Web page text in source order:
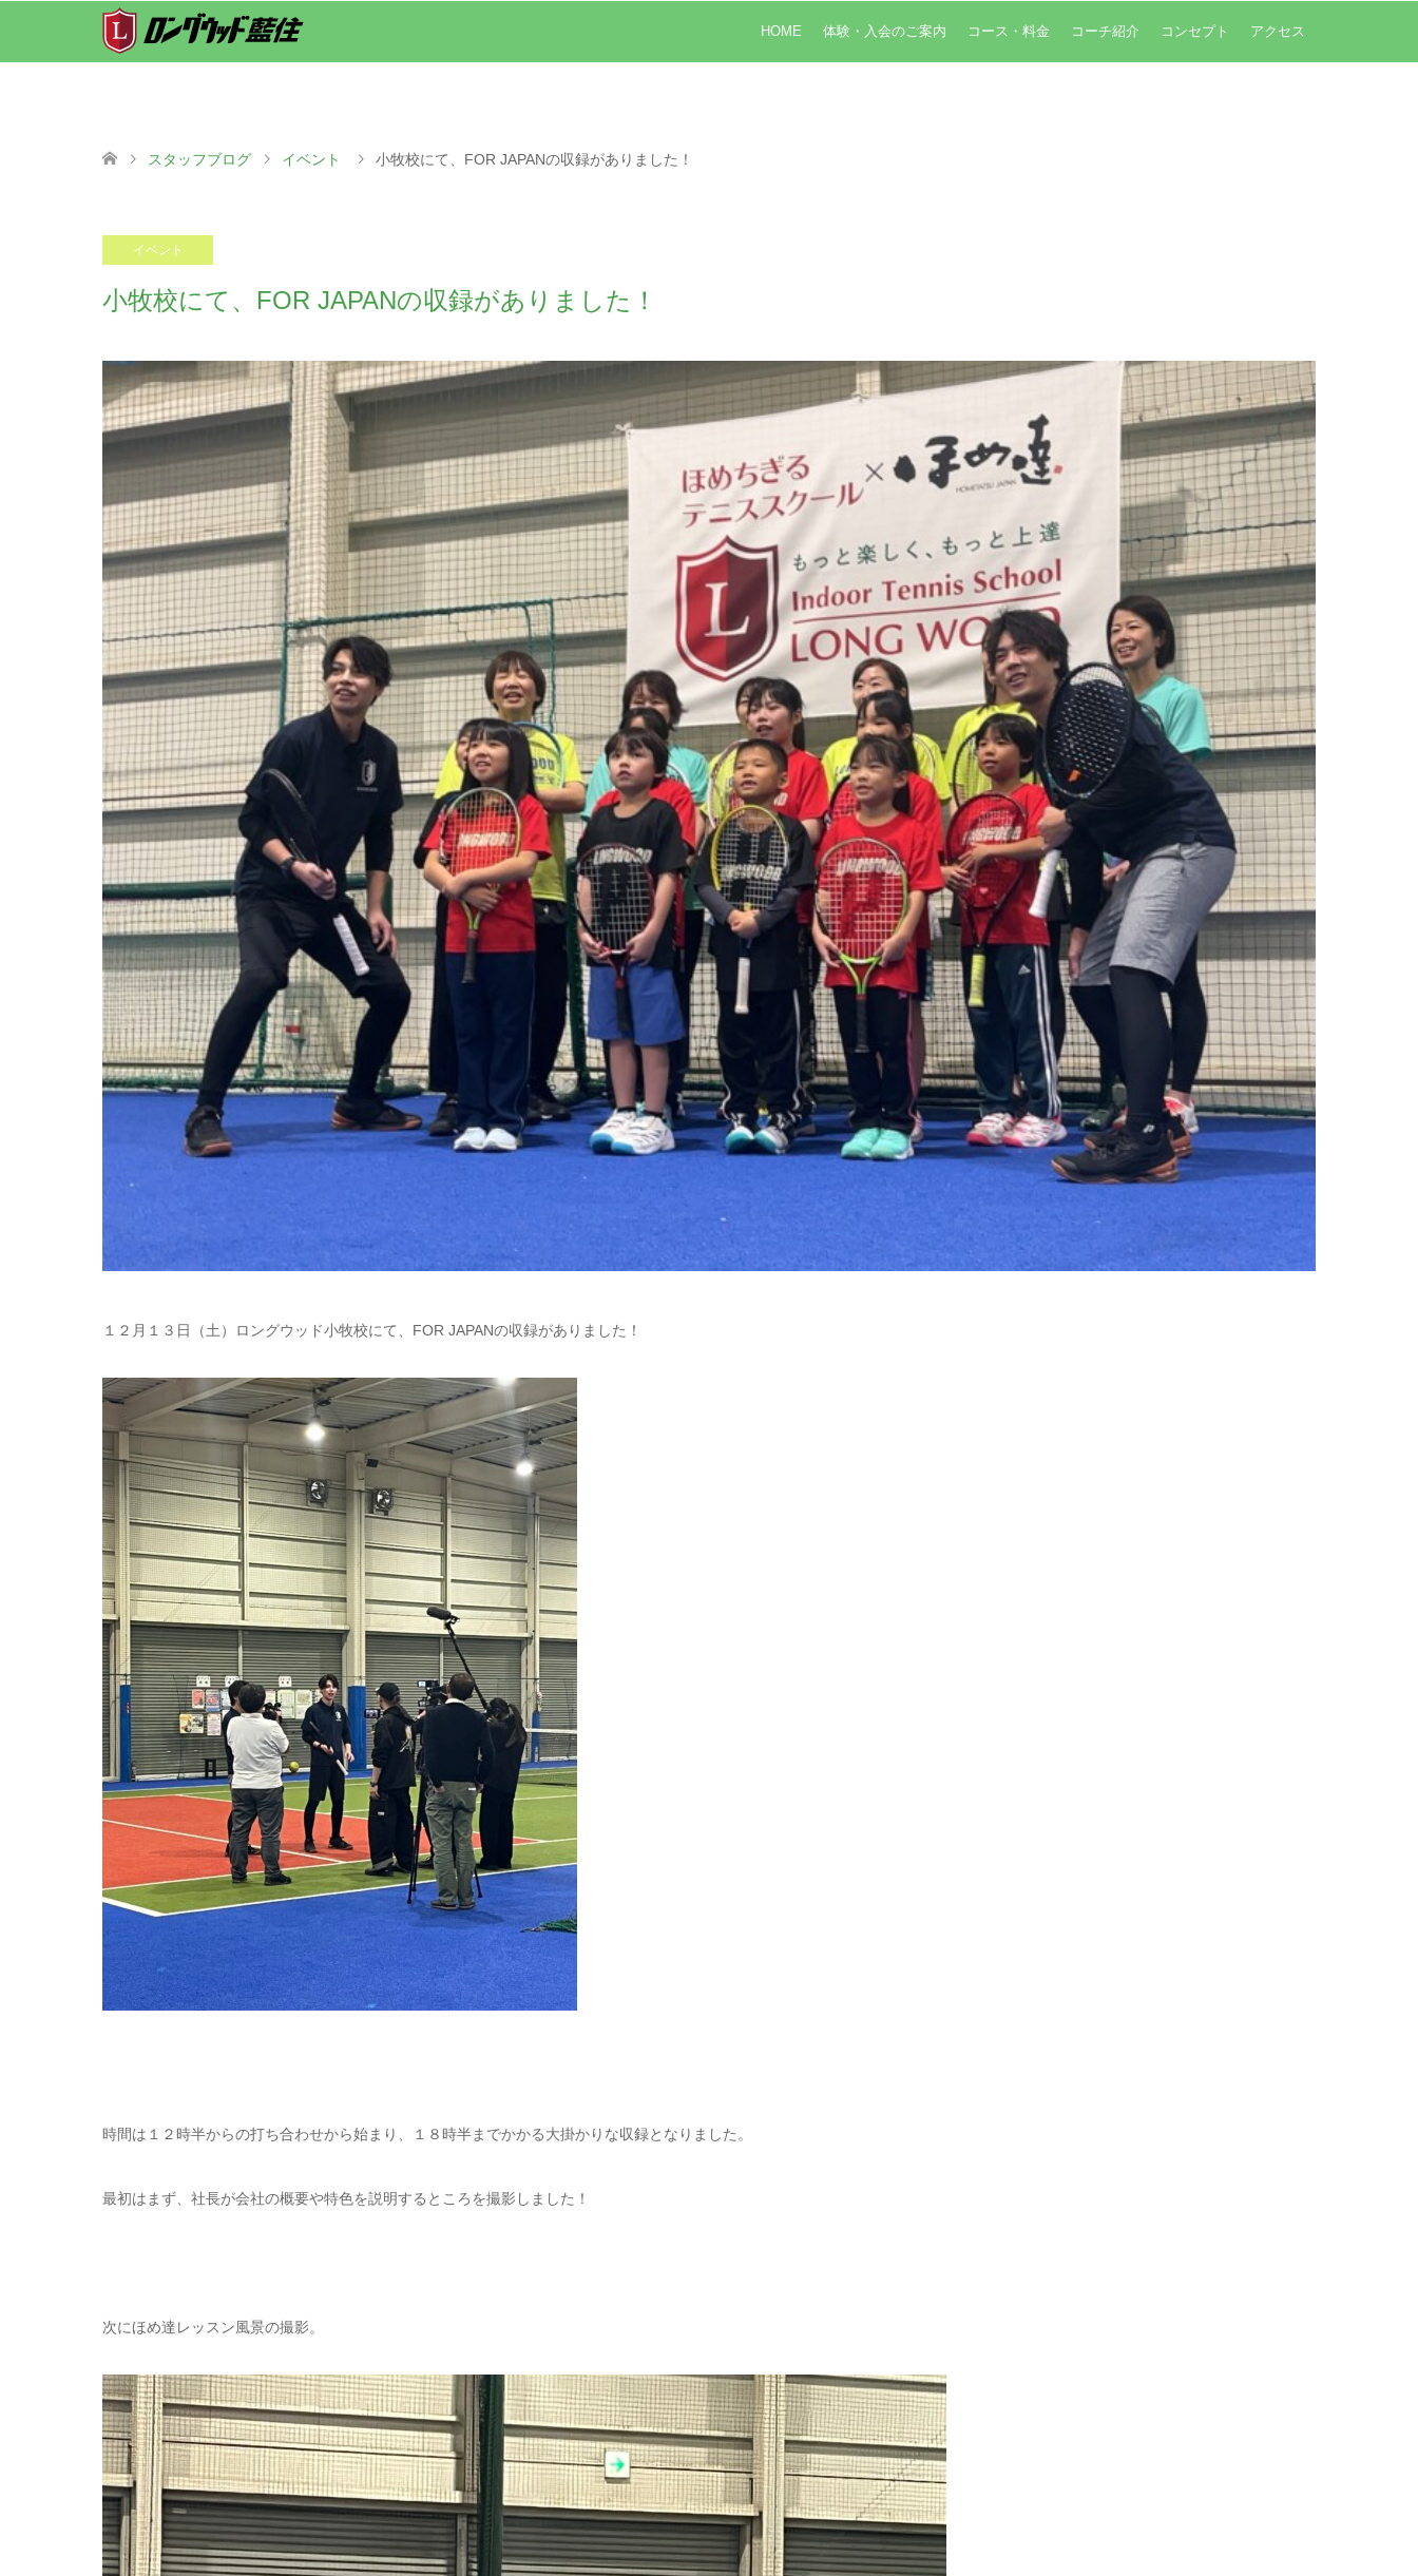
HOME 体験・入会のご案内 コース・料金 コーチ紹介 コンセプト アクセス
スタッフブログ イベント 小牧校にて、FOR JAPANの収録がありました！
イベント
小牧校にて、FOR JAPANの収録がありました！
１２月１３日（土）ロングウッド小牧校にて、FOR JAPANの収録がありました！
時間は１２時半からの打ち合わせから始まり、１８時半までかかる大掛かりな収録となりました。
最初はまず、社長が会社の概要や特色を説明するところを撮影しました！
次にほめ達レッスン風景の撮影。